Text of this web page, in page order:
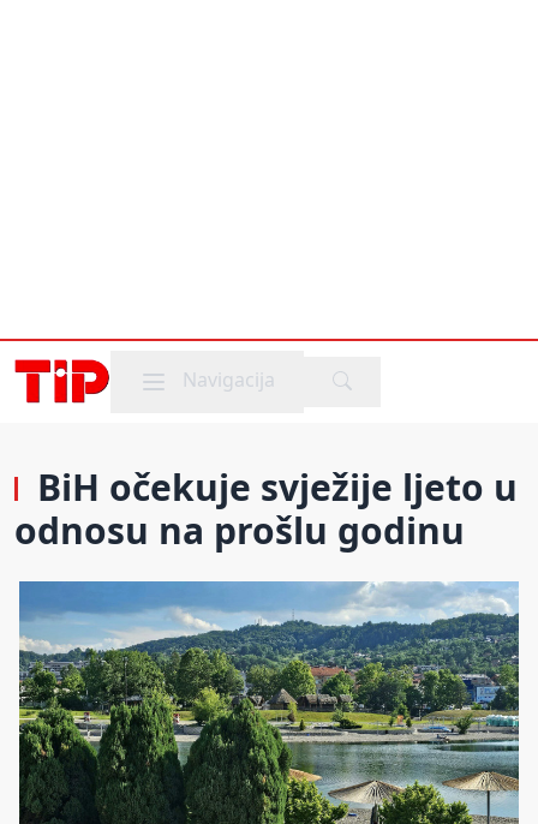
Mobile menu
Navigacija
BiH očekuje svježije ljeto u
odnosu na prošlu godinu